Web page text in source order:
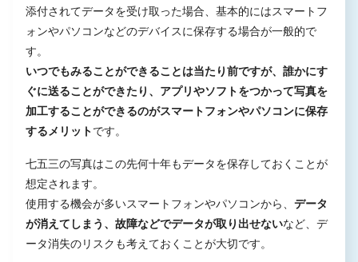
添付されてデータを受け取った場合、基本的にはスマートフ
ォンやパソコンなどのデバイスに保存する場合が一般的で
す。
いつでもみることができることは当たり前ですが、誰かにす
ぐに送ることができたり、アプリやソフトをつかって写真を
加工することができるのがスマートフォンやパソコンに保存
するメリットです。
七五三の写真はこの先何十年もデータを保存しておくことが
想定されます。
使用する機会が多いスマートフォンやパソコンから、 データ
が消えてしまう、故障などでデータが取り出せないなど、デ
ータ消失のリスクも考えておくことが大切です。